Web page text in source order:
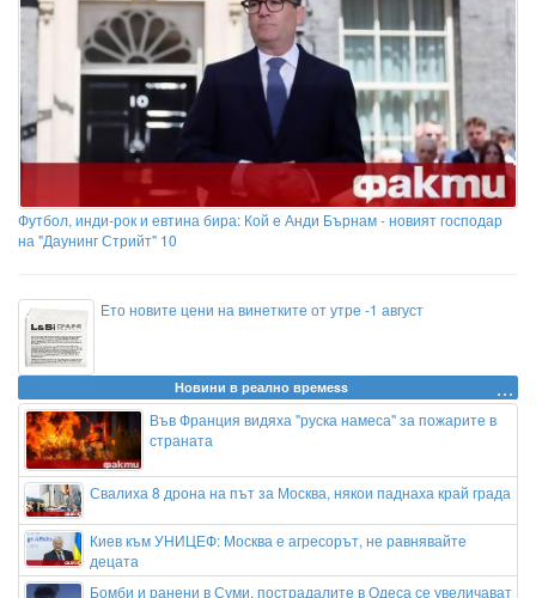
Футбол, инди-рок и евтина бира: Кой е Анди Бърнам - новият господар
на "Даунинг Стрийт" 10
Ето новите цени на винетките от утре -1 август
Новини в реално времеss
Във Франция видяха "руска намеса" за пожарите в
страната
Свалиха 8 дрона на път за Москва, някои паднаха край града
Киев към УНИЦЕФ: Москва е агресорът, не равнявайте
децата
Бомби и ранени в Суми, пострадалите в Одеса се увеличават